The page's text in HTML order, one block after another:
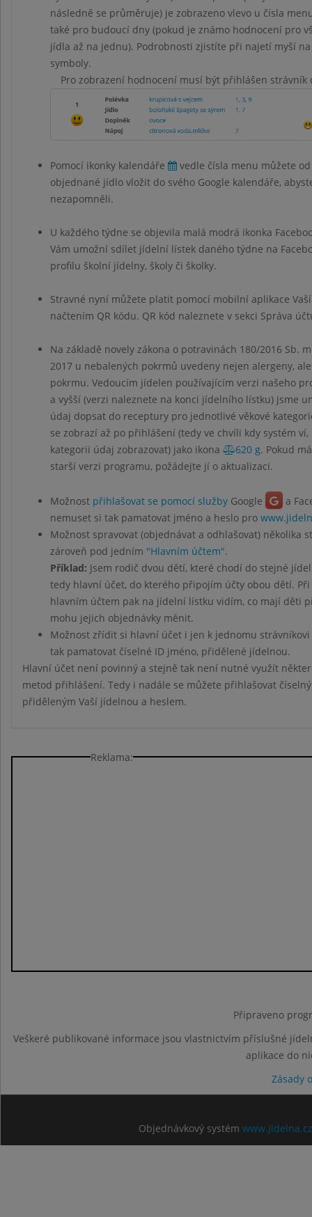
následně se průměruje) je zobrazeno vlevo u čísla
také pro budoucí dny (pokud je známo hodnocení pro
jídla až na jednu). Podrobnosti zjistíte při najetí myší
symboly.
Pro zobrazení hodnocení musí být přihlášen strávník
Pomocí ikonky kalendáře
vedle čísla menu můžete
objednané jídlo vložit do svého Google kalendáře,
nezapomněli.
U každého týdne se objevila malá modrá ikonka
Vám umožní sdílet jídelní lístek daného týdne na
profilu školní jídelny, školy či školky.
Stravné nyní můžete platit pomocí mobilní aplikace
načtením QR kódu. QR kód naleznete v sekci Správa
Na základě novely zákona o potravinách 180/2016 Sb.
2017 u nebalených pokrmů uvedeny nejen alergeny,
pokrmu. Vedoucím jídelen používajícím verzi našeho
a vyšší (verzi naleznete na konci jídelního lístku) jsme
údaj dopsat do receptury pro jednotlivé věkové
se zobrazí až po přihlášení (tedy ve chvíli kdy systém
kategorii údaj zobrazovat) jako ikona
620 g. Pokud
starší verzi programu, požádejte jí o aktualizaci.
Možnost přihlašovat se pomocí služby Google
a
nemuset si tak pamatovat jméno a heslo pro
Možnost spravovat (objednávat a odhlašovat) několika
zároveň pod jedním "Hlavním účtem".
Příklad: Jsem rodič dvou dětí, které chodí do stejné
tedy hlavní účet, do kterého připojím účty obou dětí.
hlavním účtem pak na jídelní lístku vidím, co mají děti
mohu jejich objednávky měnit.
Možnost zřídit si hlavní účet i jen k jednomu
tak pamatovat číselné ID jméno, přidělené jídelnou.
Hlavní účet není povinný a stejně tak není nutné využít
metod přihlášení. Tedy i nadále se můžete přihlašovat
přiděleným Vaší jídelnou a heslem.
Reklama:
Připraveno
Veškeré publikované informace jsou vlastnictvím příslušné
aplikace do
Zásady
Objednávkový systém www.jidelna.cz